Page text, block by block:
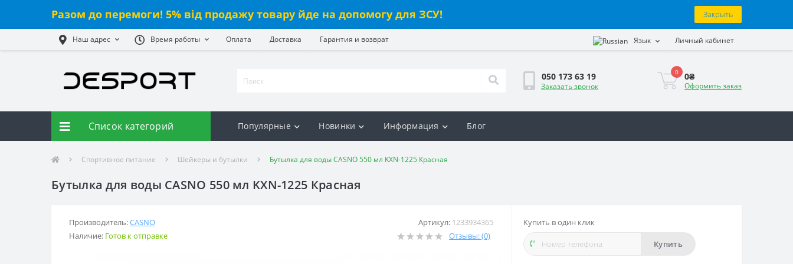
Разом до перемоги! 5% від продажу товару йде на допомогу для ЗСУ! Закрыть
Наш адрес Время работы Оплата Доставка Гарантия и возврат Язык Личный кабинет
050 173 63 19
Заказать звонок
0 0₴
Оформить заказ
Список категорий Популярные Новинки Информация Блог
Спортивное питание Шейкеры и бутылки Бутылка для воды CASNO 550 мл KXN-1225 Красная
Бутылка для воды CASNO 550 мл KXN-1225 Красная
Производитель:CASNO Артикул: 1233934365
Наличие: Готов к отправке Отзывы: (0)
Купить в один клик
Купить